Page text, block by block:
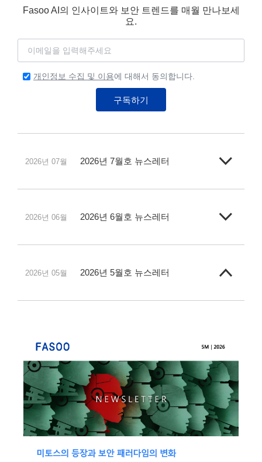
Fasoo AI의 인사이트와 보안 트렌드를 매월 만나보세
요.
개인정보 수집 및 이용에 대해서 동의합니다.
구독하기
2026년 07월 2026년 7월호 뉴스레터
2026년 06월 2026년 6월호 뉴스레터
2026년 05월 2026년 5월호 뉴스레터